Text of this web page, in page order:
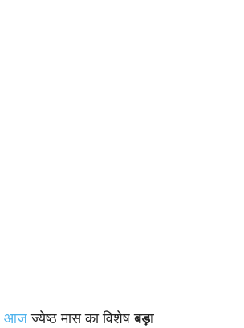
आजज्येष्ठ मास का विशेषबड़ा